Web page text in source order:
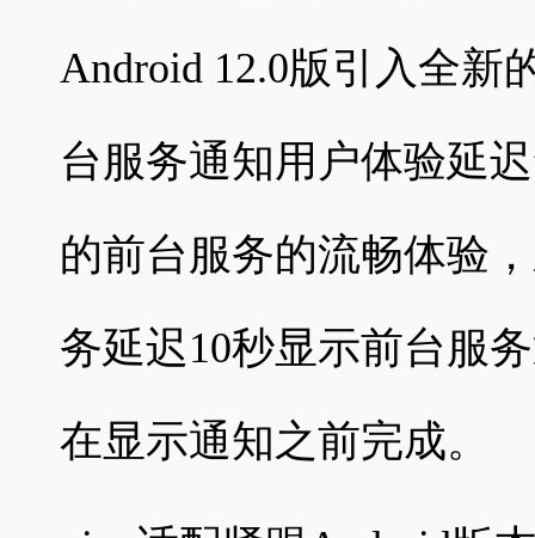
Android 12.0版引入全新
台服务通知用户体验延
的前台服务的流畅体验
务延迟10秒显示前台服
在显示通知之前完成。